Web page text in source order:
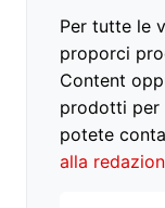
Per tutte le
proporci
Content
prodotti per
potete
alla